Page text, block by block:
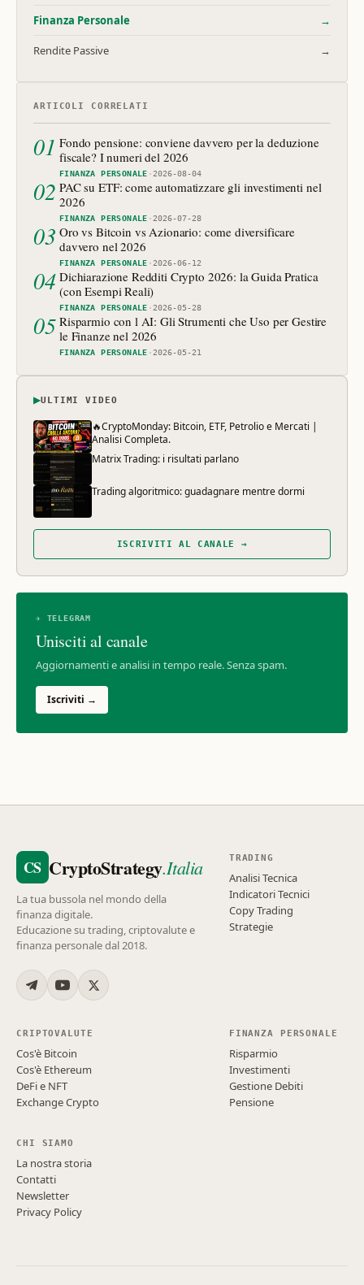
Finanza Personale →
Rendite Passive →
ARTICOLI CORRELATI
01 Fondo pensione: conviene davvero per la deduzione
fiscale? I numeri del 2026
FINANZA PERSONALE ·2026-08-04
02 PAC su ETF: come automatizzare gli investimenti nel
2026
FINANZA PERSONALE ·2026-07-28
03 Oro vs Bitcoin vs Azionario: come diversificare
davvero nel 2026
FINANZA PERSONALE ·2026-06-12
04 Dichiarazione Redditi Crypto 2026: la Guida Pratica
(con Esempi Reali)
FINANZA PERSONALE ·2026-05-28
05 Risparmio con l AI: Gli Strumenti che Uso per Gestire
le Finanze nel 2026
FINANZA PERSONALE ·2026-05-21
▶ULTIMI VIDEO
🔥CryptoMonday: Bitcoin, ETF, Petrolio e Mercati |
Analisi Completa.
Matrix Trading: i risultati parlano
Trading algoritmico: guadagnare mentre dormi
ISCRIVITI AL CANALE →
✈ TELEGRAM
Unisciti al canale
Aggiornamenti e analisi in tempo reale. Senza spam.
Iscriviti →
CS CryptoStrategy.Italia
La tua bussola nel mondo della
finanza digitale.
Educazione su trading, criptovalute e
finanza personale dal 2018.
TRADING
Analisi Tecnica
Indicatori Tecnici
Copy Trading
Strategie
CRIPTOVALUTE
Cos'è Bitcoin
Cos'è Ethereum
DeFi e NFT
Exchange Crypto
FINANZA PERSONALE
Risparmio
Investimenti
Gestione Debiti
Pensione
CHI SIAMO
La nostra storia
Contatti
Newsletter
Privacy Policy